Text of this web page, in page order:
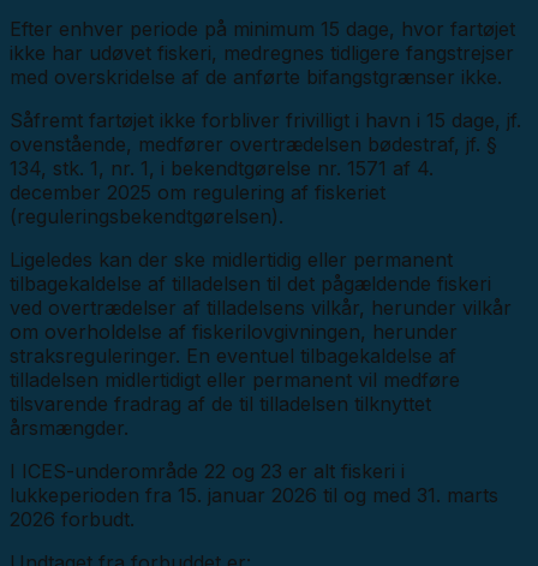
Efter enhver periode på minimum 15 dage, hvor fartøjet
ikke har udøvet fiskeri, medregnes tidligere fangstrejser
med overskridelse af de anførte bifangstgrænser ikke.
Såfremt fartøjet ikke forbliver frivilligt i havn i 15 dage, jf.
ovenstående, medfører overtrædelsen bødestraf, jf. §
134, stk. 1, nr. 1, i bekendtgørelse nr. 1571 af 4.
december 2025 om regulering af fiskeriet
(reguleringsbekendtgørelsen).
Ligeledes kan der ske midlertidig eller permanent
tilbagekaldelse af tilladelsen til det pågældende fiskeri
ved overtrædelser af tilladelsens vilkår, herunder vilkår
om overholdelse af fiskerilovgivningen, herunder
straksreguleringer. En eventuel tilbagekaldelse af
tilladelsen midlertidigt eller permanent vil medføre
tilsvarende fradrag af de til tilladelsen tilknyttet
årsmængder.
I ICES-underområde 22 og 23 er alt fiskeri i
lukkeperioden fra 15. januar 2026 til og med 31. marts
2026 forbudt.